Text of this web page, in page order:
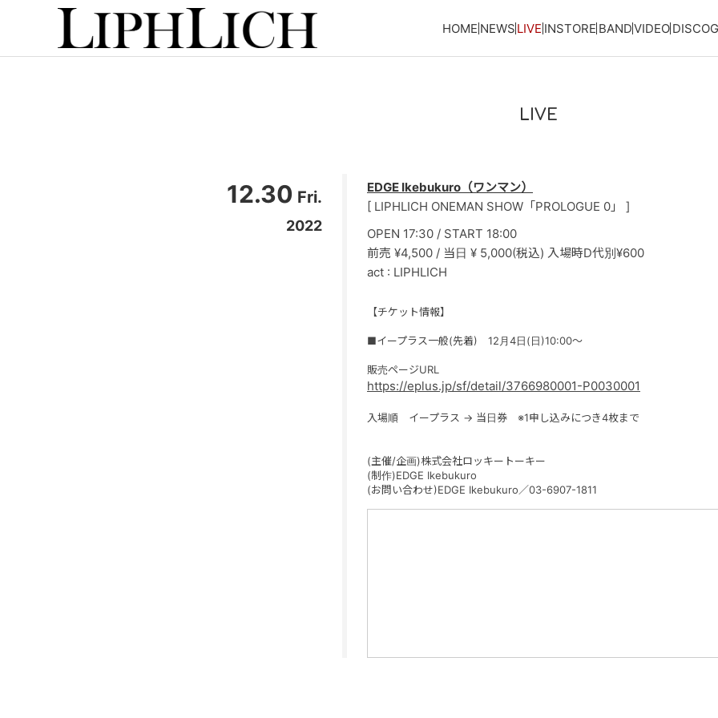
HOME NEWS LIVE INSTORE BANDVIDEO
LIVE
12.30 Fri.
2022
EDGE Ikebukuro（ワンマン）
[ LIPHLICH ONEMAN SHOW「PROLOGUE 0」 ]
OPEN 17:30 / START 18:00
前売 ¥4,500 / 当日 ¥ 5,000(税込) 入場時D代別¥600
act : LIPHLICH
【チケット情報】
■イープラス一般(先着) 12月4日(日)10:00〜
販売ページURL
https://eplus.jp/sf/detail/3766980001-P0030001
入場順 イープラス → 当日券 ※1申し込みにつき4枚まで
(主催/企画)株式会社ロッキートーキー
(制作)EDGE Ikebukuro
(お問い合わせ)EDGE Ikebukuro／03-6907-1811